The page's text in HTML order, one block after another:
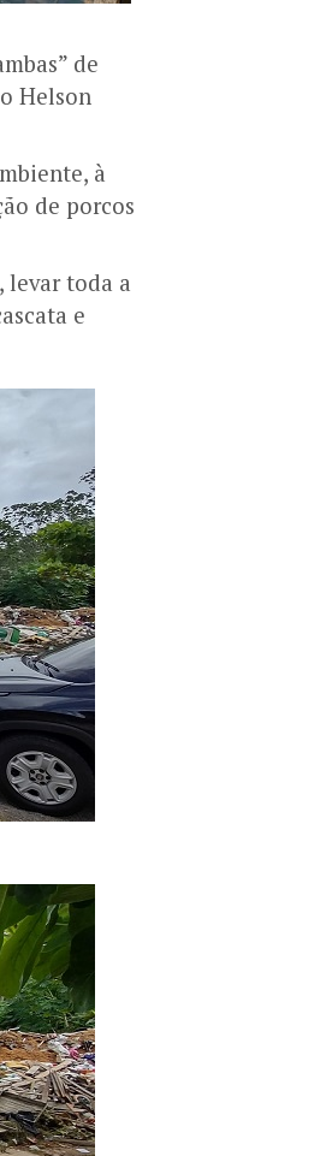
de
Helson
à
de porcos
levar toda a
e